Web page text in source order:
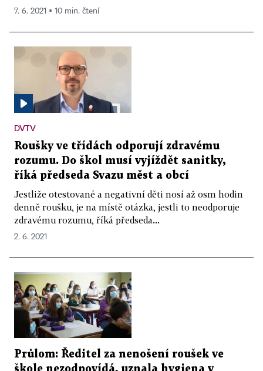
7. 6. 2021 ▪ 10 min. čtení
DVTV
Roušky ve třídách odporují zdravému
rozumu. Do škol musí vyjíždět sanitky,
říká předseda Svazu měst a obcí
Jestliže otestované a negativní děti nosí až osm hodin
denně roušku, je na místě otázka, jestli to neodporuje
zdravému rozumu, říká předseda...
2. 6. 2021
Průlom: Ředitel za nenošení roušek ve